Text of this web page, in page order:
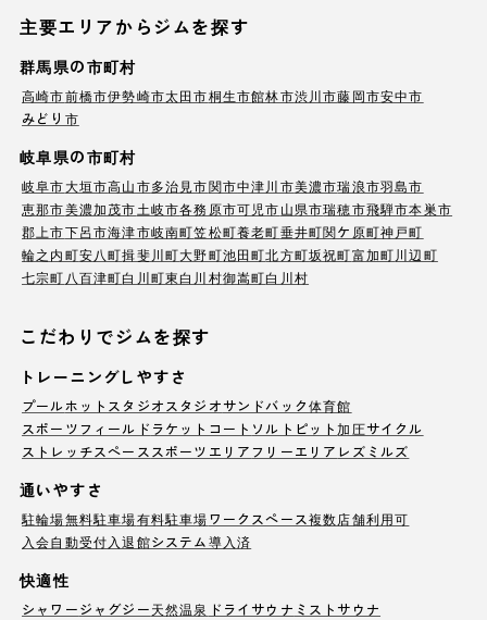
主要エリアからジムを探す
群馬県の市町村
高崎市前橋市伊勢崎市太田市桐生市館林市渋川市藤岡市安中市
みどり市
岐阜県の市町村
岐阜市大垣市高山市多治見市関市中津川市美濃市瑞浪市羽島市
恵那市美濃加茂市土岐市各務原市可児市山県市瑞穂市飛騨市本巣市
郡上市下呂市海津市岐南町笠松町養老町垂井町関ケ原町神戸町
輪之内町安八町揖斐川町大野町池田町北方町坂祝町富加町川辺町
七宗町 八百津町白川町東白川村御嵩町白川村
こだわりでジムを探す
トレーニングしやすさ
プールホットスタジオ スタジオサンドバック体育館
スポーツフィールド ラケットコート ソルトピット加圧サイクル
ストレッチスペース スポーツエリア フリーエリア レズミルズ
通いやすさ
駐輪場無料駐車場有料駐車場ワークスペース複数店舗利用可
入会自動受付 入退館システム導入済
快適性
シャワージャグジー天然温泉 ドライサウナ ミストサウナ